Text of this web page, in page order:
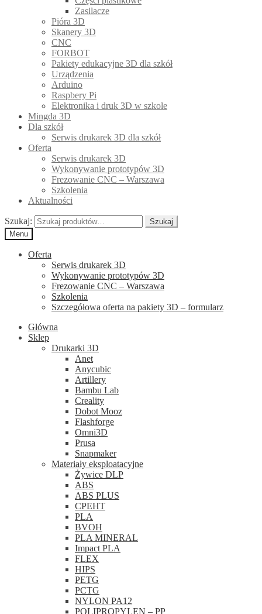
Zasilacze
Pióra 3D
Skanery 3D
CNC
FORBOT
Pakiety edukacyjne 3D dla szkół
Urządzenia
Arduino
Raspbery Pi
Elektronika i druk 3D w szkole
Mingda 3D
Dla szkół
Serwis drukarek 3D dla szkół
Oferta
Serwis drukarek 3D
Wykonywanie prototypów 3D
Frezowanie CNC – Warszawa
Szkolenia
Aktualności
Szukaj:
Szukaj
Menu
Oferta
Serwis drukarek 3D
Wykonywanie prototypów 3D
Frezowanie CNC – Warszawa
Szkolenia
Szczegółowa oferta na pakiety 3D – formularz
Główna
Sklep
Drukarki 3D
Anet
Anycubic
Artillery
Bambu Lab
Creality
Dobot Mooz
Flashforge
Omni3D
Prusa
Snapmaker
Materiały eksploatacyjne
Żywice DLP
ABS
ABS PLUS
CPEHT
PLA
BVOH
PLA MINERAL
Impact PLA
FLEX
HIPS
PETG
PCTG
NYLON PA12
POLIPROPYLEN – PP